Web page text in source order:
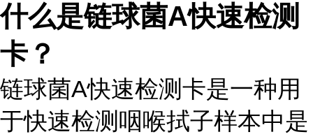
什么是链球菌A快速检测
卡？
链球菌A快速检测卡是一种用
于快速检测咽喉拭子样本中是